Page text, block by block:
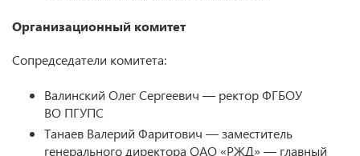
Организационный комитет
Сопредседатели комитета:
Валинский Олег Сергеевич — ректор ФГБОУ
ВО ПГУПС
Танаев Валерий Фаритович — заместитель
генерального директора ОАО «РЖД» — главный